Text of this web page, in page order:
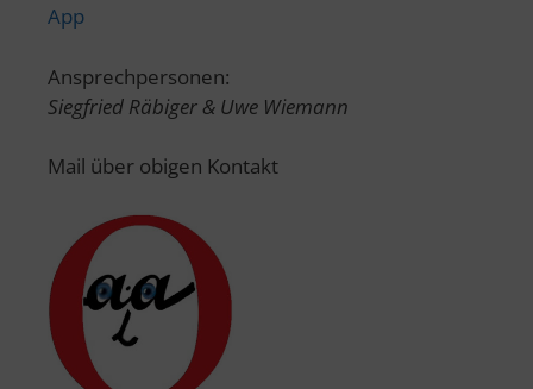
App
Ansprechpersonen:
Siegfried Räbiger & Uwe Wiemann
Mail über obigen Kontakt